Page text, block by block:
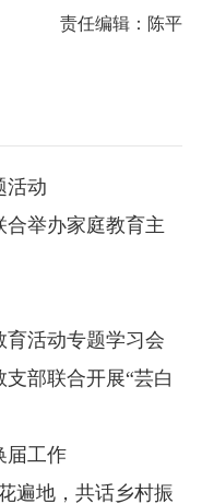
责任编辑：陈平
活动
合举办家庭教育主
育活动专题学习会
部联合开展“芸白
届工作
遍地，共话乡村振